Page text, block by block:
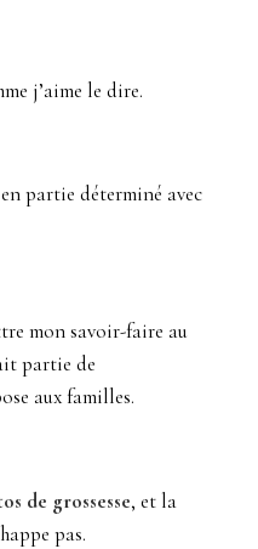
j’aime le dire.
partie déterminé avec
mon savoir-faire au
partie de
aux familles.
de grossesse, et la
pas.